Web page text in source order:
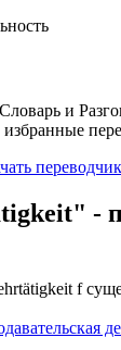
и
избранные
-
f